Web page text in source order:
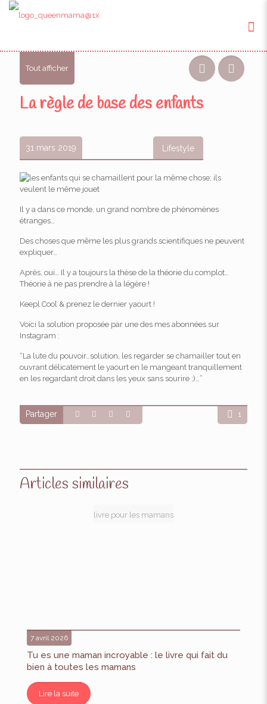
Tout afficher
La règle de base des enfants
31 mars 2019 Lifestyle
Il y a dans ce monde, un grand nombre de phénomènes
étranges…
Des choses que même les plus grands scientifiques ne peuvent
expliquer…
Après, oui… Il y a toujours la thèse de la théorie du complot…
Théorie à ne pas prendre à la légère !
Keepl Cool & prenez le dernier yaourt !
Voici la solution proposée par une des mes abonnées sur
Instagram :
“La lute du pouvoir…solution, les regarder se chamailler tout en
ouvrant délicatement le yaourt en le mangeant tranquillement
en les regardant droit dans les yeux sans sourire ;)…”
Partager 1
Articles similaires
livre pour les mamans
7 avril 2026
Tu es une maman incroyable : le livre qui fait du
bien à toutes les mamans
Lire la suite